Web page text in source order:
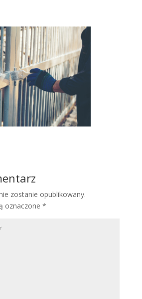
zostanie opublikowany.
oznaczone *